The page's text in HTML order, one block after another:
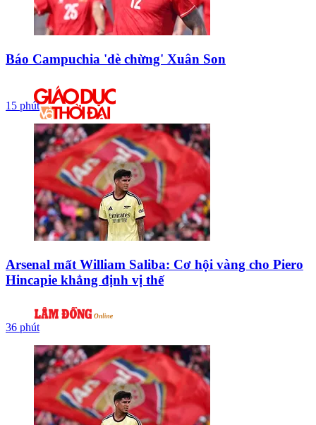
Báo Campuchia 'dè chừng' Xuân Son
15 phút
Arsenal mất William Saliba: Cơ hội vàng cho Piero
Hincapie khẳng định vị thế
36 phút